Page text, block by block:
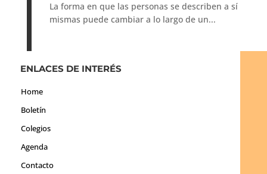
La forma en que las personas se describen a sí
mismas puede cambiar a lo largo de un...
ENLACES DE INTERÉS
Home
Boletín
Colegios
Agenda
Contacto